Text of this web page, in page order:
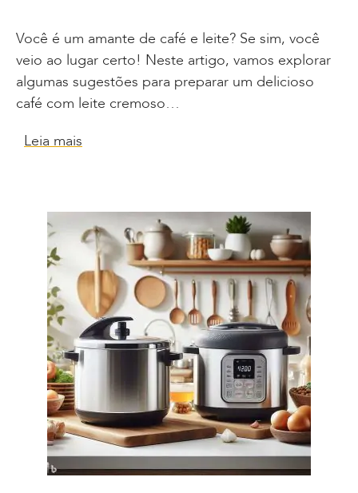
Você é um amante de café e leite? Se sim, você
veio ao lugar certo! Neste artigo, vamos explorar
algumas sugestões para preparar um delicioso
café com leite cremoso…
Leia mais